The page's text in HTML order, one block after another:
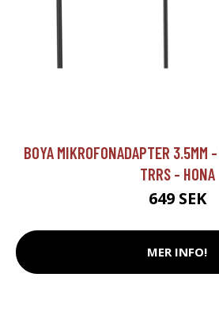
BOYA MIKROFONADAPTER 3.5MM
TRRS - HONA
649 SEK
MER INFO!